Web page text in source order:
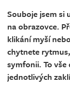
Souboje jsem si
na obrazovce.
klikání myší
chytnete
symfonii. To
jednotlivých